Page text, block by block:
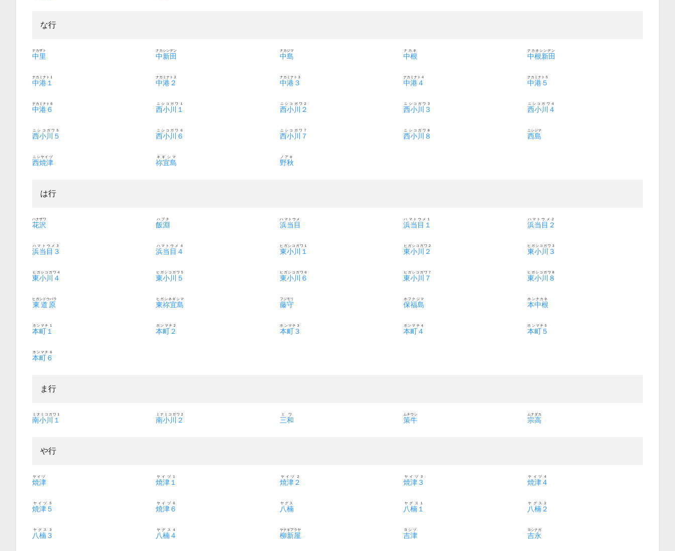
な行
中里
ナカザト
中新田
ナカシンデン
中島
ナカジマ
中根
ナカネ
中根新田
ナカネシンデン
中港１
ナカミナト１
中港２
ナカミナト２
中港３
ナカミナト３
中港４
ナカミナト４
中港５
ナカミナト５
中港６
ナカミナト６
西小川１
ニシコガワ１
西小川２
ニシコガワ２
西小川３
ニシコガワ３
西小川４
ニシコガワ４
西小川５
ニシコガワ５
西小川６
ニシコガワ６
西小川７
ニシコガワ７
西小川８
ニシコガワ８
西島
ニシジマ
西焼津
ニシヤイヅ
祢宜島
ネギシマ
野秋
ノアキ
は行
花沢
ハナザワ
飯淵
ハブチ
浜当目
ハマトウメ
浜当目１
ハマトウメ１
浜当目２
ハマトウメ２
浜当目３
ハマトウメ３
浜当目４
ハマトウメ４
東小川１
ヒガシコガワ１
東小川２
ヒガシコガワ２
東小川３
ヒガシコガワ３
東小川４
ヒガシコガワ４
東小川５
ヒガシコガワ５
東小川６
ヒガシコガワ６
東小川７
ヒガシコガワ７
東小川８
ヒガシコガワ８
東道原
ヒガシドウバラ
東祢宜島
ヒガシネギシマ
藤守
フジモリ
保福島
ホフクジマ
本中根
ホンナカネ
本町１
ホンマチ１
本町２
ホンマチ２
本町３
ホンマチ３
本町４
ホンマチ４
本町５
ホンマチ５
本町６
ホンマチ６
ま行
南小川１
ミナミコガワ１
南小川２
ミナミコガワ２
三和
ミワ
策牛
ムチウシ
宗高
ムナダカ
や行
焼津
ヤイヅ
焼津１
ヤイヅ１
焼津２
ヤイヅ２
焼津３
ヤイヅ３
焼津４
ヤイヅ４
焼津５
ヤイヅ５
焼津６
ヤイヅ６
八楠
ヤグス
八楠１
ヤグス１
八楠２
ヤグス２
八楠３
ヤグス３
八楠４
ヤグス４
柳新屋
ヤナギアラヤ
吉津
ヨシヅ
吉永
ヨシナガ